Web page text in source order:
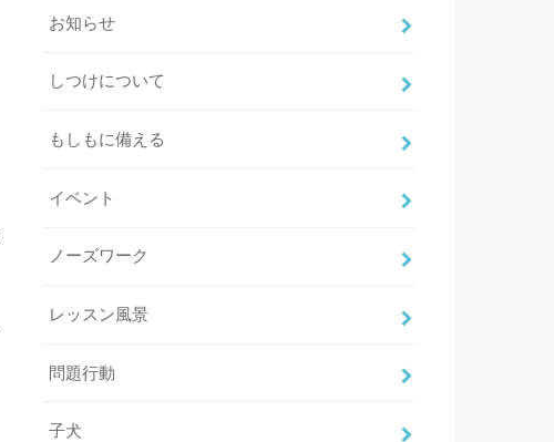
お知らせ
しつけについて
もしもに備える
イベント
ノーズワーク
レッスン風景
問題行動
子犬